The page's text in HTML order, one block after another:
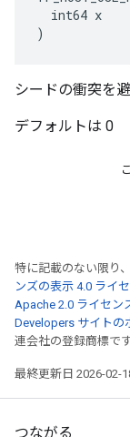
  int64 x
)
シードの衝突を
デフォルトは 0
特に記載のない限り
ンズの表示 4.0 ライ
Apache 2.0 ライセン
Developers サイトの
連会社の登録商標です
最終更新日 2026-02-
つながる